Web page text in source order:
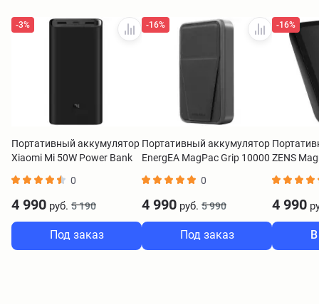
-3%
Портативный аккумулятор
Xiaomi Mi 50W Power Bank
BHR5121GL 0
4 990 руб. 5 190
Под заказ
-16%
Портативный аккумулятор
EnergEA MagPac Grip 10000
0
4 990 руб. 5 990
Под заказ
-16%
ZENS
черный
4 990